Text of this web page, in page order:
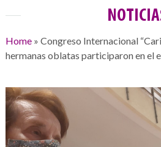
Home» Congreso Internacional
hermanas oblatas participaron en el